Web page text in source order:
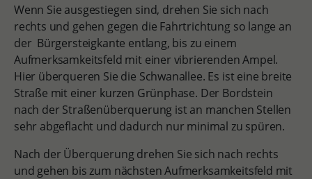
Wenn Sie ausgestiegen sind, drehen Sie sich nach
rechts und gehen gegen die Fahrtrichtung so lange an
der Bürgersteigkante entlang, bis zu einem
Aufmerksamkeitsfeld mit einer vibrierenden Ampel.
Hier überqueren Sie die Schwanallee. Es ist eine breite
Straße mit einer kurzen Grünphase. Der Bordstein
nach der Straßenüberquerung ist an manchen Stellen
sehr abgeflacht und dadurch nur minimal zu spüren.
Nach der Überquerung drehen Sie sich nach rechts
und gehen bis zum nächsten Aufmerksamkeitsfeld mit